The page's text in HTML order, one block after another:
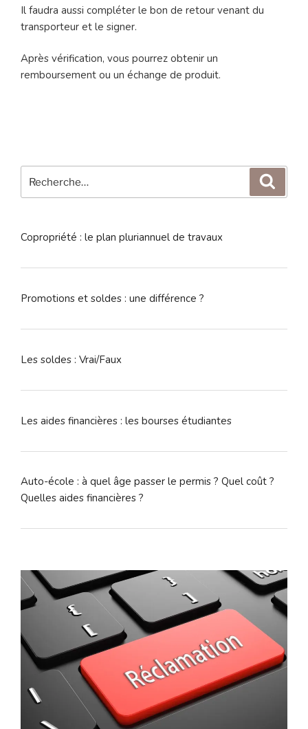
Il faudra aussi compléter le bon de retour venant du
transporteur et le signer.
Après vérification, vous pourrez obtenir un
remboursement ou un échange de produit.
pour
Copropriété : le plan pluriannuel de travaux
Promotions et soldes : une différence ?
Les soldes : Vrai/Faux
Les aides financières : les bourses étudiantes
Auto-école : à quel âge passer le permis ? Quel coût ?
Quelles aides financières ?